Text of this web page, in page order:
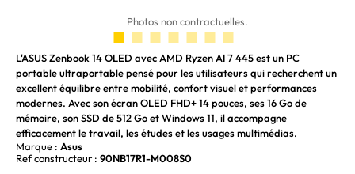
Photos non contractuelles.
L'ASUS Zenbook 14 OLED avec AMD Ryzen AI 7 445 est un PC
portable ultraportable pensé pour les utilisateurs qui recherchent un
excellent équilibre entre mobilité, confort visuel et performances
modernes. Avec son écran OLED FHD+ 14 pouces, ses 16 Go de
mémoire, son SSD de 512 Go et Windows 11, il accompagne
efficacement le travail, les études et les usages multimédias.
Marque : Asus
Ref constructeur : 90NB17R1-M008S0